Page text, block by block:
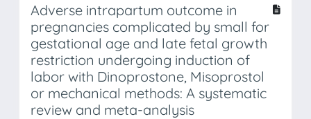
Adverse intrapartum outcome in
pregnancies complicated by small for
gestational age and late fetal growth
restriction undergoing induction of
labor with Dinoprostone, Misoprostol
or mechanical methods: A systematic
review and meta-analysis